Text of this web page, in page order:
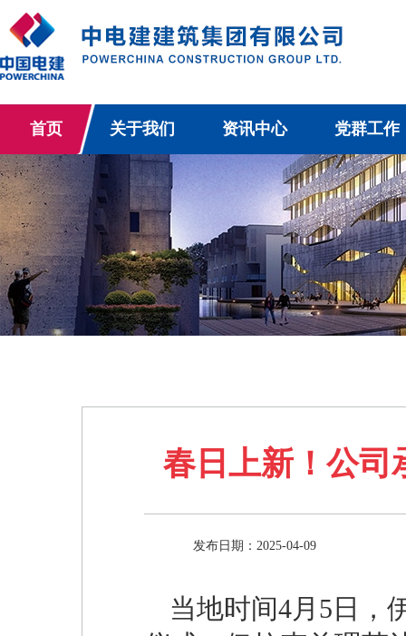
首页 关于我们 资讯中心 党群工作
春日上新！公司
发布日期：2025-04-09
当地时间4月5日，